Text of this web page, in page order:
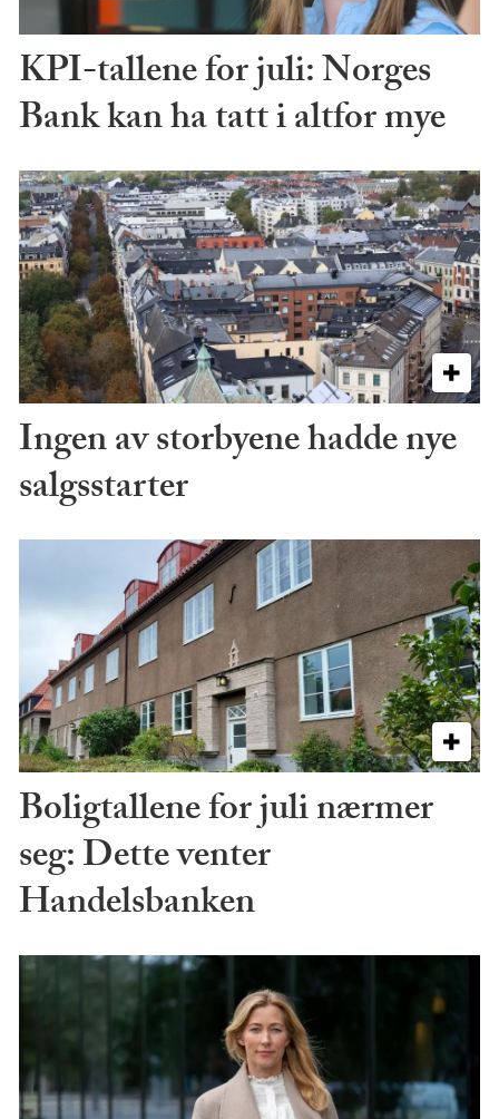
KPI-tallene for juli: Norges
Bank kan ha tatt i altfor mye
Ingen av storbyene hadde nye
salgsstarter
Boligtallene for juli nærmer
seg: Dette venter
Handelsbanken